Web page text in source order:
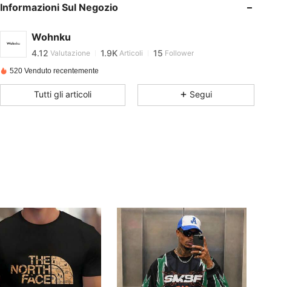
Informazioni Sul Negozio
Wohnku
4.12 Valutazione 1.9K Articoli 15 Follower
4.12
1.9K
4.12 15
520 Venduto recentemente
Tutti gli articoli Segui